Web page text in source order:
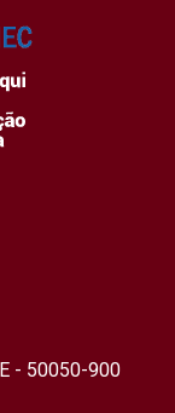
- 50050-900